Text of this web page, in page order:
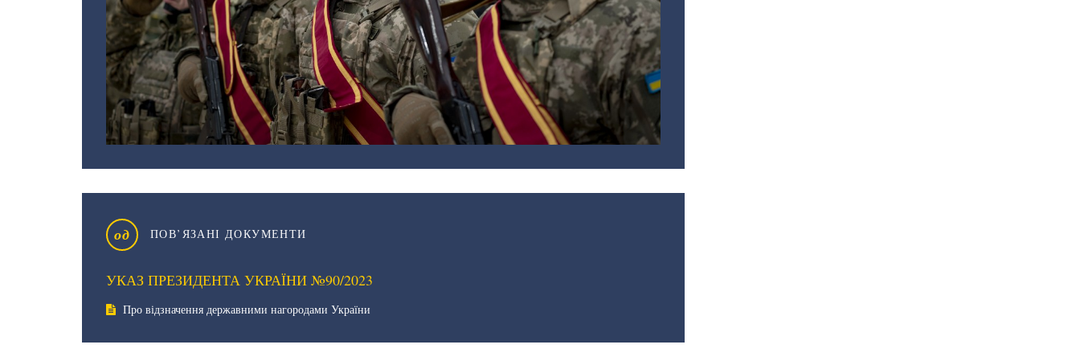
од ПОВ’ЯЗАНІ ДОКУМЕНТИ
УКАЗ ПРЕЗИДЕНТА УКРАЇНИ №90/2023
Про відзначення державними нагородами України